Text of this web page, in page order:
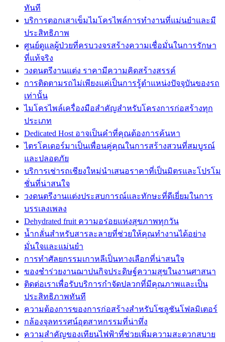
ทันที
บริการตอกเสาเข็มไมโครไพล์การทำงานที่แม่นยำและมี
ประสิทธิภาพ
ศูนย์ดูแลผู้ป่วยที่ครบวงจรสร้างความเชื่อมั่นในการรักษา
ที่แท้จริง
วงดนตรีงานแต่ง ราคามีความคิดสร้างสรรค์
การติดตามรถไม่เพียงแค่เป็นการรู้ตำแหน่งปัจจุบันของรถ
เท่านั้น
ไมโครไพล์เครื่องมือสำคัญสำหรับโครงการก่อสร้างทุก
ประเภท
Dedicated Host อาจเป็นคำที่คุณต้องการค้นหา
ไตรโคเดอร์มาเป็นเพื่อนคู่คุณในการสร้างสวนที่สมบูรณ์
และปลอดภัย
บริการเช่ารถเชียงใหม่นำเสนอราคาที่เป็นมิตรและโปรโม
ชั่นที่น่าสนใจ
วงดนตรีงานเเต่งประสบการณ์และทักษะที่ดีเยี่ยมในการ
บรรเลงเพลง
Dehydrated fruit ความอร่อยแห่งสุขภาพทุกวัน
น้ำกลั่นสำหรับสารละลายที่ช่วยให้คุณทำงานได้อย่าง
มั่นใจและแม่นยำ
การทำศัลยกรรมเกาหลีเป็นทางเลือกที่น่าสนใจ
ของชำร่วยงานฌาปนกิจประดิษฐ์ความสุขในงานศาสนา
ติดต่อเราเพื่อรับบริการกำจัดปลวกที่มีคุณภาพและเป็น
ประสิทธิภาพทันที
ความต้องการของการก่อสร้างสำหรับโซลูชันโฟลมิเตอร์
กล้องจุลทรรศน์อุตสาหกรรมที่น่าทึ่ง
ความสำคัญของเทียนไฟฟ้าที่ช่วยเพิ่มความสะดวกสบาย